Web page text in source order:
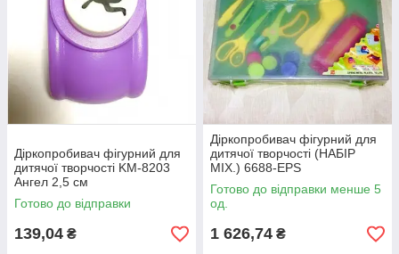
Діркопробивач фігурний для
дитячої творчості KM-8203
Ангел 2,5 см
Готово до відправки
139,04 ₴
Діркопробивач фігурний для
дитячої творчості (НАБІР
MIX.) 6688-EPS
Готово до відправки менше 5
од.
1 626,74 ₴